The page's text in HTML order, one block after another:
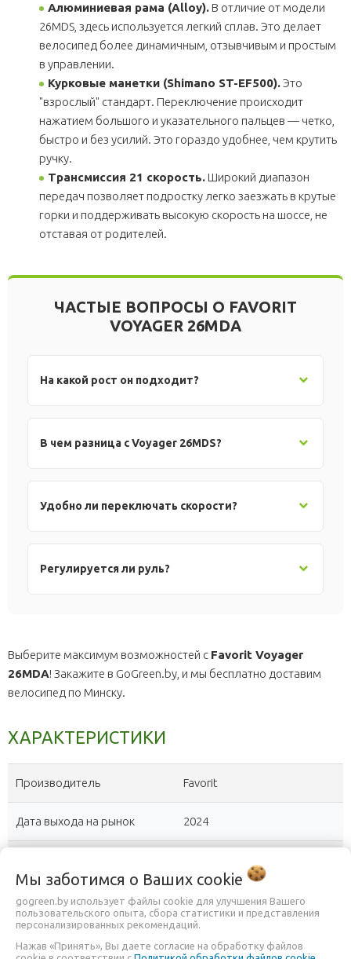
Алюминиевая рама (Alloy). В отличие от модели
26MDS, здесь используется легкий сплав. Это делает
велосипед более динамичным, отзывчивым и простым
в управлении.
Курковые манетки (Shimano ST-EF500).Это
"взрослый" стандарт. Переключение происходит
нажатием большого и указательного пальцев — четко,
быстро и без усилий. Это гораздо удобнее, чем крутить
ручку.
Трансмиссия 21 скорость. Широкий диапазон
передач позволяет подростку легко заезжать в крутые
горки и поддерживать высокую скорость на шоссе, не
отставая от родителей.
ЧАСТЫЕ ВОПРОСЫ О FAVORIT
VOYAGER 26MDA
На какой рост он подходит?
В чем разница с Voyager 26MDS?
Удобно ли переключать скорости?
Регулируется ли руль?
Выберите максимум возможностей с Favorit Voyager
26MDA! Закажите в GoGreen.by, и мы бесплатно доставим
велосипед по Минску.
ХАРАКТЕРИСТИКИ
Производитель Favorit
Дата выхода на рынок 2024
Пол / Возраст
Мужской, Женский, Унисекс,
Подростковый
compress Амортизация ? -
Мы заботимся о Ваших cookie
gogreen.by использует файлы cookie для улучшения Вашего
пользовательского опыта, сбора статистики и представления
персонализированных рекомендаций.
Нажав «Принять», Вы даете согласие на обработку файлов